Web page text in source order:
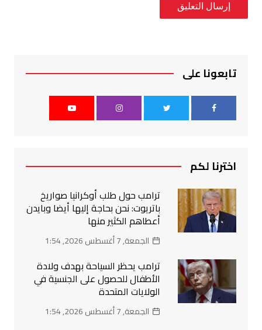
تابعونا على
اخترنا لكم
ترامب حول طلب أوكرانيا صواريخ
باتريوت: نحن بحاجة إليها أيضا وبايدن
أعطاهم الكثير منها
الجمعة, 7 أغسطس 2026, 1:54
ترامب يحظر السياحة بهدف ولادة
الأطفال للحصول على الجنسية في
الولايات المتحدة
الجمعة, 7 أغسطس 2026, 1:54